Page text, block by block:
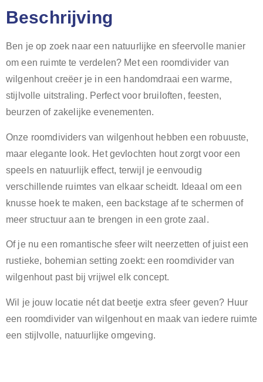
Beschrijving
Ben je op zoek naar een natuurlijke en sfeervolle manier
om een ruimte te verdelen? Met een roomdivider van
wilgenhout creëer je in een handomdraai een warme,
stijlvolle uitstraling. Perfect voor bruiloften, feesten,
beurzen of zakelijke evenementen.
Onze roomdividers van wilgenhout hebben een robuuste,
maar elegante look. Het gevlochten hout zorgt voor een
speels en natuurlijk effect, terwijl je eenvoudig
verschillende ruimtes van elkaar scheidt. Ideaal om een
knusse hoek te maken, een backstage af te schermen of
meer structuur aan te brengen in een grote zaal.
Of je nu een romantische sfeer wilt neerzetten of juist een
rustieke, bohemian setting zoekt: een roomdivider van
wilgenhout past bij vrijwel elk concept.
Wil je jouw locatie nét dat beetje extra sfeer geven? Huur
een roomdivider van wilgenhout en maak van iedere ruimte
een stijlvolle, natuurlijke omgeving.